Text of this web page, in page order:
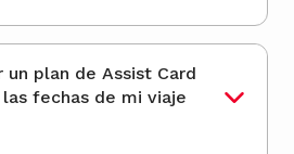
un plan de Assist Card